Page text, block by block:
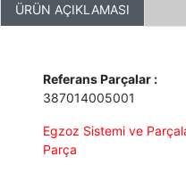
ÜRÜN AÇIKLAMASI
Referans Parçalar :
387014005001
Egzoz Sistemi ve
Parça